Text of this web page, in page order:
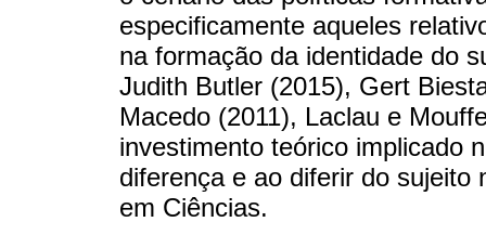
especificamente aqueles
na formação da identidade do
Judith Butler (2015), Gert
Macedo (2011), Laclau e
investimento teórico implicado
diferença e ao diferir do
em Ciências.